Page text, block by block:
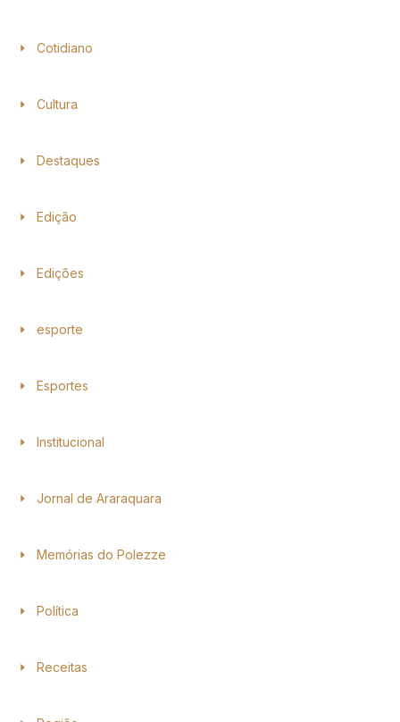
Cotidiano
Cultura
Destaques
Edição
Edições
esporte
Esportes
Institucional
Jornal de Araraquara
Memórias do Polezze
Política
Receitas